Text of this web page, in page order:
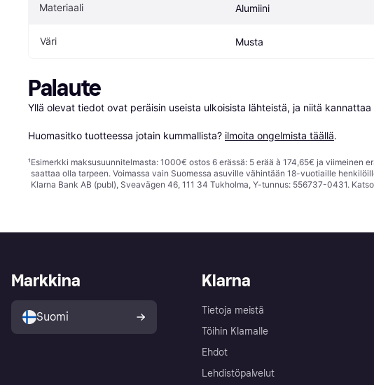
Materiaali Alumiini
Väri Musta
Palaute
Yllä olevat tiedot ovat peräisin useista ulkoisista lähteistä, ja niitä
Huomasitko tuotteessa jotain kummallista? ilmoita ongelmista täällä.
¹Esimerkki maksusuunnitelmasta: 1000€ ostos 6 erässä: 5 erää à 174,65€ ja viimeinen
saattaa olla tarpeen. Voimassa vain Suomessa asuville vähintään 18-vuotiaille
Klarna Bank AB (publ), Sveavägen 46, 111 34 Tukholma, Y-tunnus: 556737-0431.
Klarna
Tietoja meistä
Töihin Klarnalle
Ehdot
Lehdistöpalvelut
Markkina
Suomi